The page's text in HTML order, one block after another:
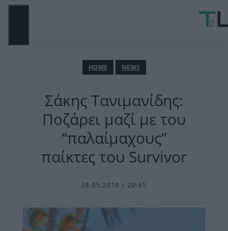
Μετάβαση
ΗΟΜΕ NEWS
Σάκης Τανιμανίδης:
Ποζάρει μαζί με του
“παλαίμαχους”
παίκτες του Survivor
28.05.2019 | 20:45